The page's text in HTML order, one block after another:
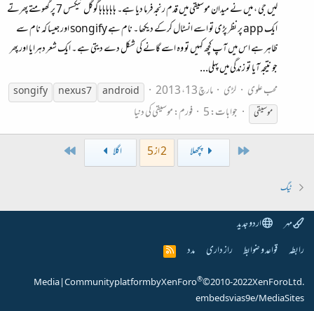
لیں جی ، میں نے میدان موسیقی میں قدم رنجہ فرما دیا ہے۔ ہاہاہاہاہا گوگل نیکسس 7 پر گھومتے پھرتے
ایک app پر نظر پڑی تو اسے انسٹال کرکے دیکھا ۔ نام ہے songify اور جیسا کہ نام سے
ظاہر ہے اس میں آپ کچھ کہیں تو وہ اسے گانے کی شکل دے دیتی ہے ۔ ایک شعر دہرایا اور پھر
جو نتیجہ آیا تو زندگی میں پہلی...
محب علوی
لڑی مارچ 13، 2013 android
nexus 7
songify
موسیقی
جوابات: 5 فورم:موسیقی کی دنیا
پچھلا 2 از 5 اگلا
ٹیگ
مہر
اردو جدید
رابطہ قواعد و ضوابط راز داری مدد
R
S
Community platform by XenForo®© 2010-2022 XenForo Ltd.
|
Media
embeds via s9e/MediaSites